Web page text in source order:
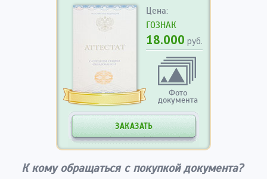
Цена:
ГОЗНАК
18.000 руб.
Фото
документа
ЗАКАЗАТЬ
К кому обращаться с покупкой документа?